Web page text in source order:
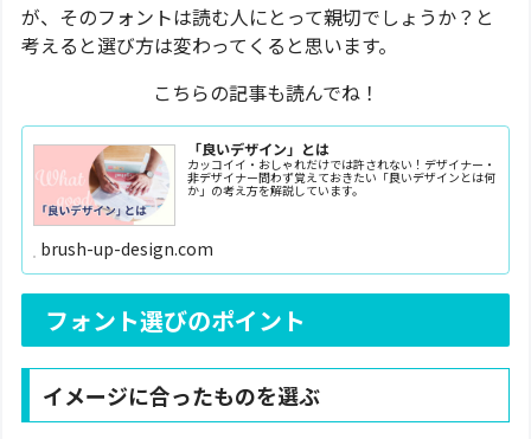
が、そのフォントは読む人にとって親切でしょうか？と
考えると選び方は変わってくると思います。
こちらの記事も読んでね！
「良いデザイン」とは
カッコイイ・おしゃれだけでは許されない！デザイナー・
非デザイナー問わず覚えておきたい「良いデザインとは何
か」の考え方を解説しています。
brush-up-design.com
フォント選びのポイント
イメージに合ったものを選ぶ